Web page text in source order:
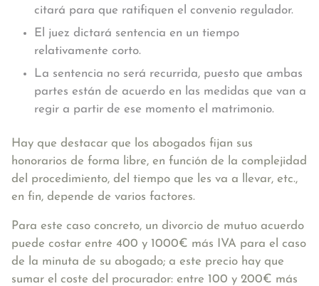
citará para que ratifiquen el convenio regulador.
El juez dictará sentencia en un tiempo
relativamente corto.
La sentencia no será recurrida, puesto que ambas
partes están de acuerdo en las medidas que van a
regir a partir de ese momento el matrimonio.
Hay que destacar que los abogados fijan sus
honorarios de forma libre, en función de la complejidad
del procedimiento, del tiempo que les va a llevar, etc.,
en fin, depende de varios factores.
Para este caso concreto, un divorcio de mutuo acuerdo
puede costar entre 400 y 1000€ más IVA para el caso
de la minuta de su abogado; a este precio hay que
sumar el coste del procurador: entre 100 y 200€ más